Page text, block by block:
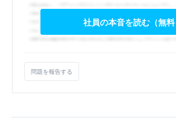
社員の本音を読む（無料
問題を報告する